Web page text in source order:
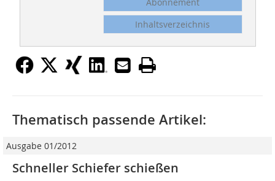
Abonnement
Inhaltsverzeichnis
Thematisch passende Artikel:
Ausgabe 01/2012
Schneller Schiefer schießen